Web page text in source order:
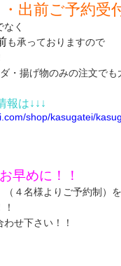
出前ご予約受
く
も承っておりますので
・揚げ物のみの注文でも
報は↓↓↓
shop/kasugatei/
早めに！！
４名様よりご予約制）を
せ下さい！！